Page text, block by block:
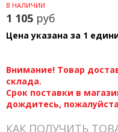
В НАЛИЧИИ
1 105 руб
Цена указана за 1
Внимание! Товар
склада.
Срок поставки в
дождитесь,
КАК ПОЛУЧИТЬ